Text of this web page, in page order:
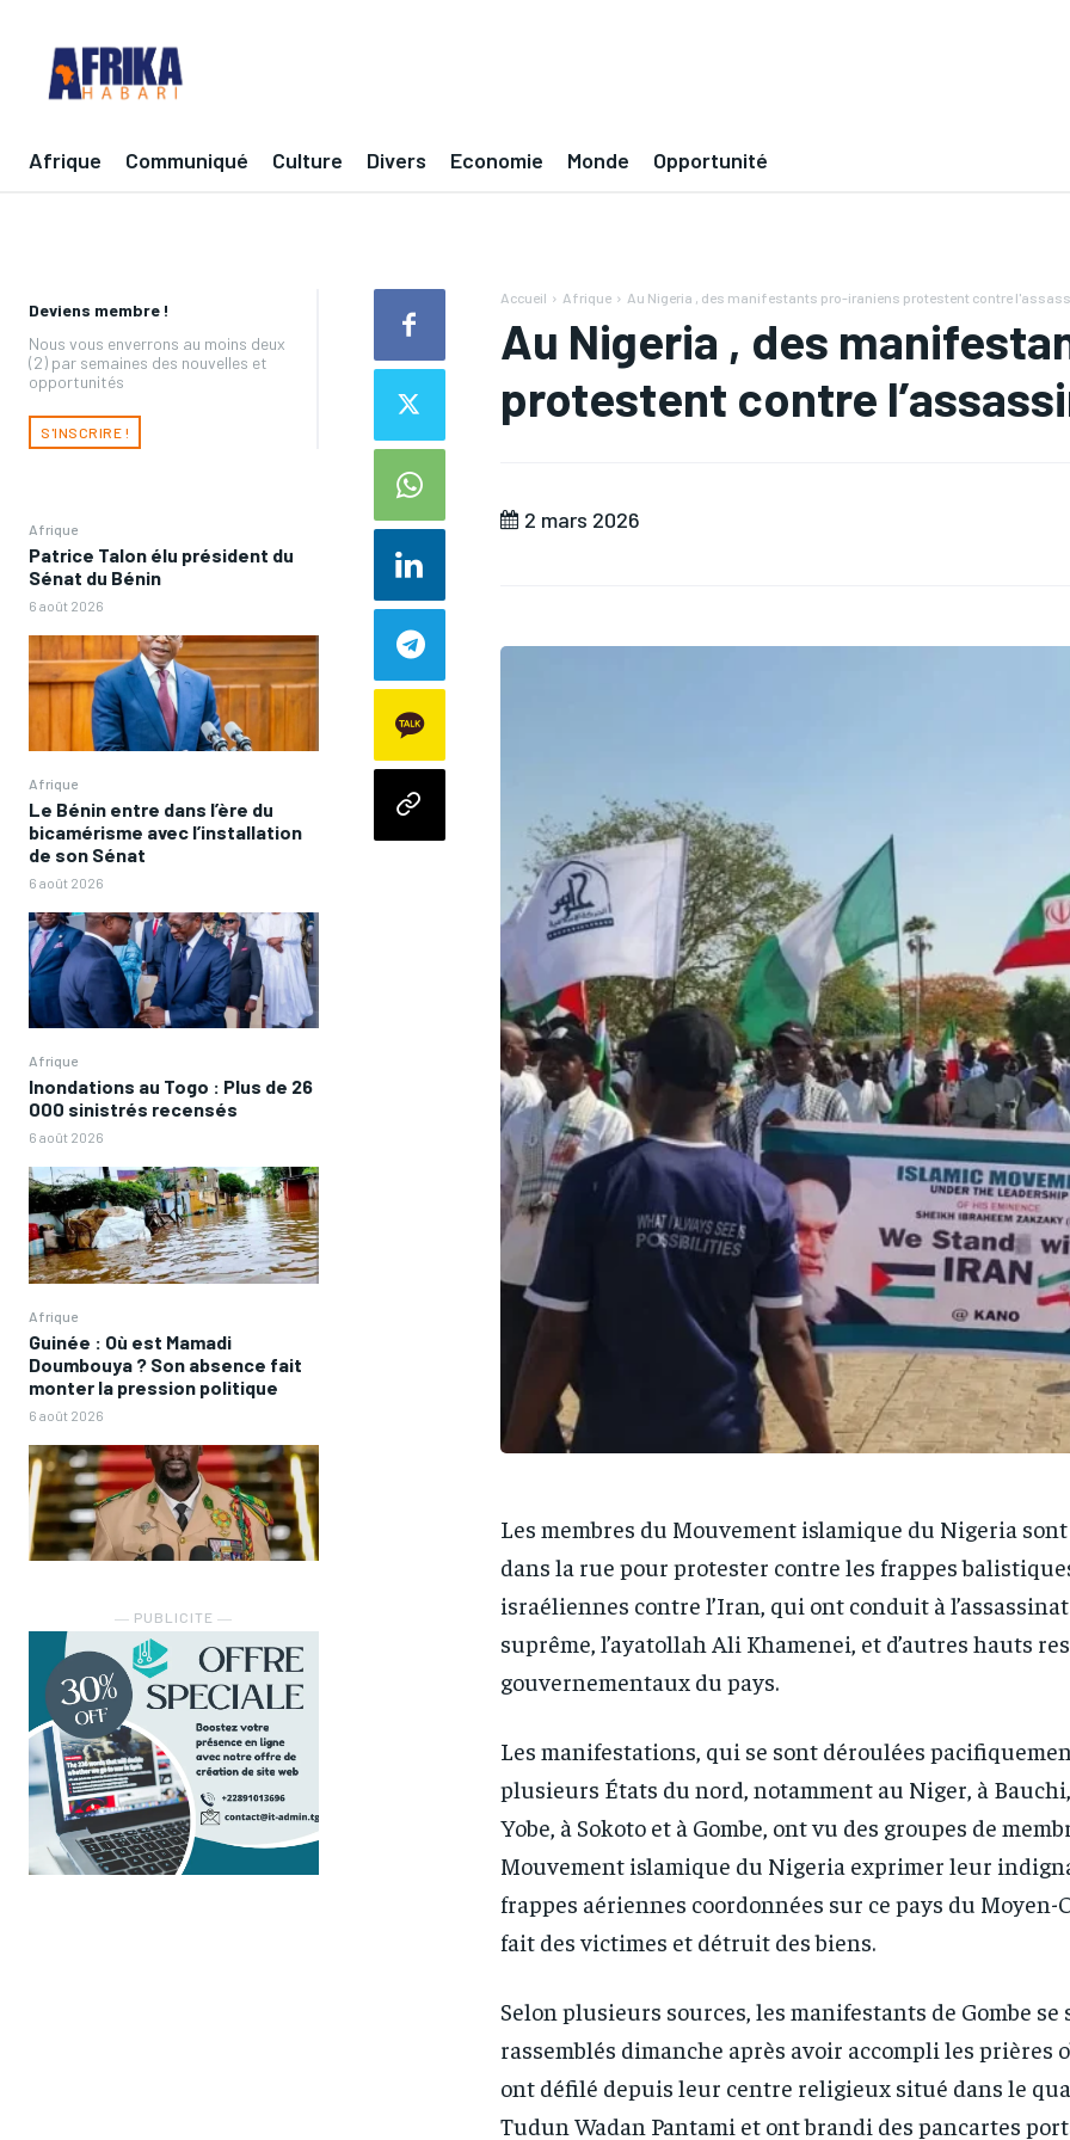
Afrique Communiqué Culture Divers Economie Monde Opportunité
Deviens membre !
Nous vous enverrons au moins deux
(2) par semaines des nouvelles et
opportunités
S'INSCRIRE !
Afrique
Patrice Talon élu président du
Sénat du Bénin
6 août 2026
Afrique
Le Bénin entre dans l’ère du
bicamérisme avec l’installation
de son Sénat
6 août 2026
Afrique
Inondations au Togo : Plus de 26
000 sinistrés recensés
6 août 2026
Afrique
Guinée : Où est Mamadi
Doumbouya ? Son absence fait
monter la pression politique
6 août 2026
― PUBLICITE ―
Accueil Afrique Au Nigeria , des manifestants pro-iraniens protestent contre
Au Nigeria , des
protestent contre
2 mars 2026
Les membres du Mouvement islamique du Nigeria
dans la rue pour protester contre les frappes
israéliennes contre l’Iran, qui ont conduit à
suprême, l’ayatollah Ali Khamenei, et d’autres hauts
gouvernementaux du pays.
Les manifestations, qui se sont déroulées
plusieurs États du nord, notamment au Niger, à Bauchi,
Yobe, à Sokoto et à Gombe, ont vu des groupes de
Mouvement islamique du Nigeria exprimer leur
frappes aériennes coordonnées sur ce pays du
fait des victimes et détruit des biens.
Selon plusieurs sources, les manifestants de Gombe se
rassemblés dimanche après avoir accompli les prières
ont défilé depuis leur centre religieux situé dans le
Tudun Wadan Pantami et ont brandi des pancartes